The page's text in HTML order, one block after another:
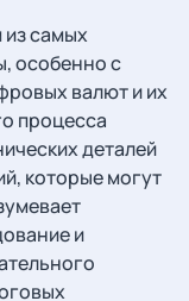
самых
особенно с
валют и их
процесса
деталей
которые могут
и